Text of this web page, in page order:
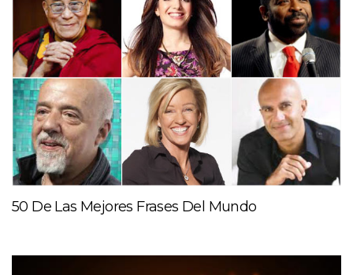
50 De Las Mejores Frases Del Mundo